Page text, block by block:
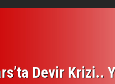
Devir Krizi..